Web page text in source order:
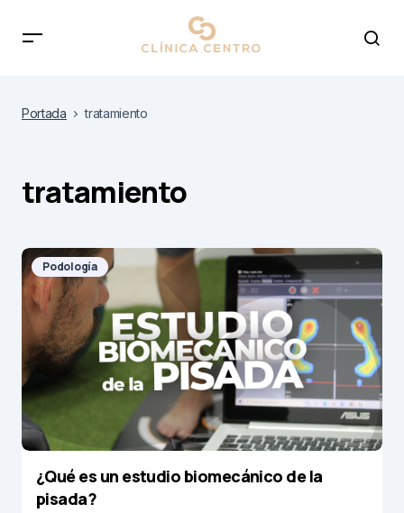
Portada tratamiento
tratamiento
Podología
¿Qué es un estudio biomecánico de la
pisada?